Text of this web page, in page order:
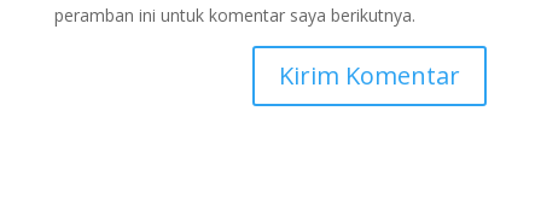
peramban ini untuk komentar saya berikutnya.